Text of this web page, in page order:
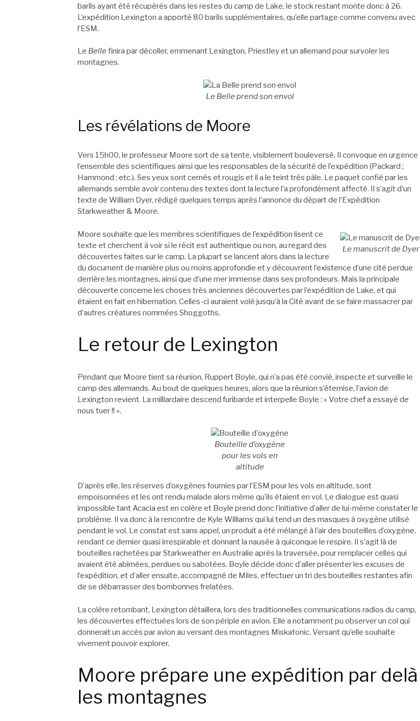
barils ayant été récupérés dans les restes du camp de Lake, le stock restant monte donc à 26.
L’expédition Lexington a apporté 80 barils supplémentaires, qu’elle partage comme convenu avec
l’ESM.
Le Belle finira par décoller, emmenant Lexington, Priestley et un allemand pour survoler les
montagnes.
Le Belle prend son envol
Les révélations de Moore
Vers 15h00, le professeur Moore sort de sa tente, visiblement bouleversé. Il convoque en urgence
l’ensemble des scientifiques ainsi que les responsables de la sécurité de l’expédition (Packard ;
Hammond ; etc.). Ses yeux sont cernés et rougis et il a le teint très pâle. Le paquet confié par les
allemands semble avoir contenu des textes dont la lecture l’a profondément affecté. Il s’agit d’un
texte de William Dyer, rédigé quelques temps après l’annonce du départ de l’Expédition
Starkweather & Moore.
Le manuscrit de Dyer
Moore souhaite que les membres scientifiques de l’expédition lisent ce
texte et cherchent à voir si le récit est authentique ou non, au regard des
découvertes faites sur le camp. La plupart se lancent alors dans la lecture
du document de manière plus ou moins approfondie et y découvrent l’existence d’une cité perdue
derrière les montagnes, ainsi que d’une mer immense dans ses profondeurs. Mais la principale
découverte concerne les choses très anciennes découvertes par l’expédition de Lake, et qui
étaient en fait en hibernation. Celles-ci auraient volé jusqu’à la Cité avant de se faire massacrer par
d’autres créatures nommées Shoggoths.
Le retour de Lexington
Pendant que Moore tient sa réunion, Ruppert Boyle, qui n’a pas été convié, inspecte et surveille le
camp des allemands. Au bout de quelques heures, alors que la réunion s’éternise, l’avion de
Lexington revient. La milliardaire descend furibarde et interpelle Boyle : « Votre chef a essayé de
nous tuer !! ».
Bouteille d’oxygène
pour les vols en
altitude
D’après elle, les réserves d’oxygènes fournies par l’ESM pour les vols en altitude, sont
empoisonnées et les ont rendu malade alors même qu’ils étaient en vol. Le dialogue est quasi
impossible tant Acacia est en colère et Boyle prend donc l’initiative d’aller de lui-même constater le
problème. Il va donc à la rencontre de Kyle Williams qui lui tend un des masques à oxygène utilisé
pendant le vol. Le constat est sans appel, un produit a été mélangé à l’air des bouteilles d’oxygène,
rendant ce dernier quasi irrespirable et donnant la nausée à quiconque le respire. Il s’agit là de
bouteilles rachetées par Starkweather en Australie après la traversée, pour remplacer celles qui
avaient été abîmées, perdues ou sabotées. Boyle décide donc d’aller présenter les excuses de
l’expédition, et d’aller ensuite, accompagné de Miles, effectuer un tri des bouteilles restantes afin
de se débarrasser des bombonnes frelatées.
La colère retombant, Lexington détaillera, lors des traditionnelles communications radios du camp,
les découvertes effectuées lors de son périple en avion. Elle a notamment pu observer un col qui
donnerait un accès par avion au versant des montagnes Miskatonic. Versant qu’elle souhaite
vivement pouvoir explorer.
Moore prépare une expédition par delà
les montagnes